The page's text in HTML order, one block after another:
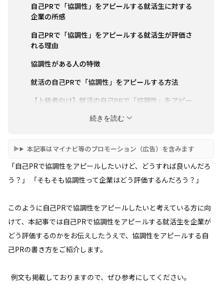
自己PRで「協調性」をアピールする就活生に対する
企業の所感
自己PRで「協調性」をアピールする就活生が評価さ
れる理由
協調性がある人の特徴
就活の自己PRで「協調性」をアピールする方法
【上級者向け】就活の自己PRで「協調性」をアピー
た例文・2選
続きを読む
本記事はマイナビ等のプロモーション（広告）を含みます
「自己PRで協調性をアピールしたいけど、どうすれば良いんだろ
う？」 「そもそも協調性って企業はどう評価するんだろう？」
このように自己PRで協調性をアピールしたいと考えている方に向
けて、本記事では自己PRで協調性をアピールする就活生を企業が
どう評価するのかをお伝えしたうえで、協調性をアピールする自
己PRの書き方をご紹介します。
例文も掲載しておりますので、ぜひ参考にしてください。